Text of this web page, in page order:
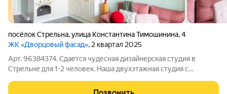
посёлок Стрельна,улица Константина Тимошинина,4
ЖК «Дворцовый фасад», 2 квартал 2025
Арт. 96384374. Сдается чудесная дизайнерская студия в
Стрельне для 1-2 человек. Наша двухэтажная студия с
полностью оборудована новой мебелью и техникой, есть всё